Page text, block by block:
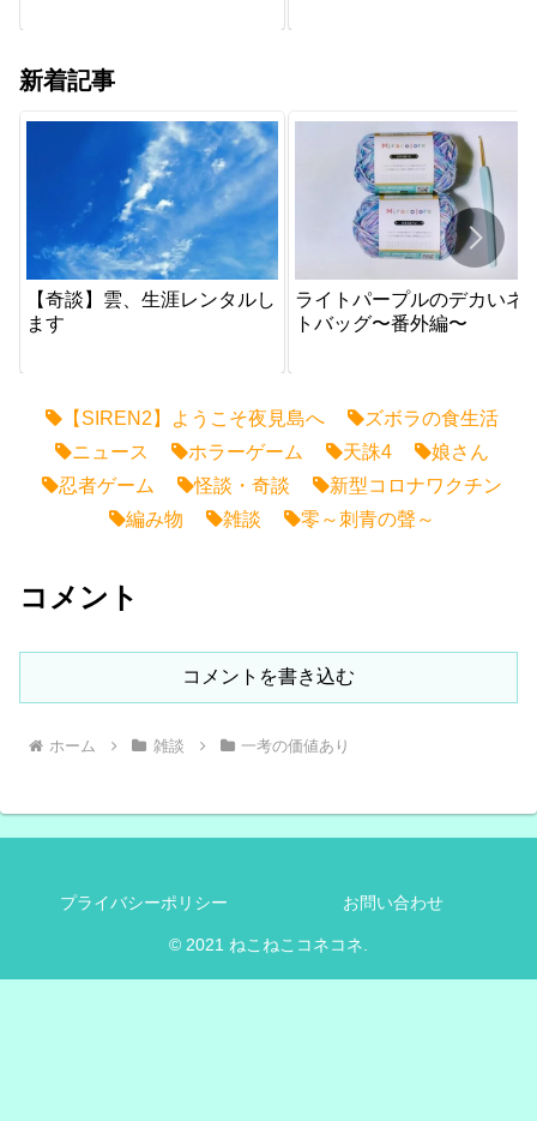
新着記事
【奇談】雲、生涯レンタルし
ます
ライトパープルのデカいネ
トバッグ〜番外編〜
【SIREN2】ようこそ夜見島へ
ズボラの食生活
ニュース
ホラーゲーム 天誅4
娘さん
忍者ゲーム
怪談・奇談
新型コロナワクチン
編み物
雑談 零～刺青の聲～
コメント
コメントを書き込む
ホーム 雑談 一考の価値あり
プライバシーポリシー お問い合わせ
© 2021 ねこねこコネコネ.